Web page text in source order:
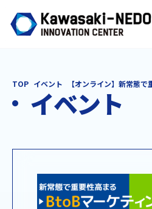
TOP イベント 【オンライン】新常態
イベント